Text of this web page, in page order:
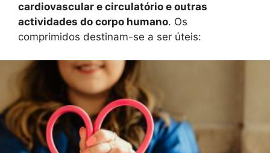
cardiovascular e circulatório e outras
actividades do corpo humano. Os
comprimidos destinam-se a ser úteis: